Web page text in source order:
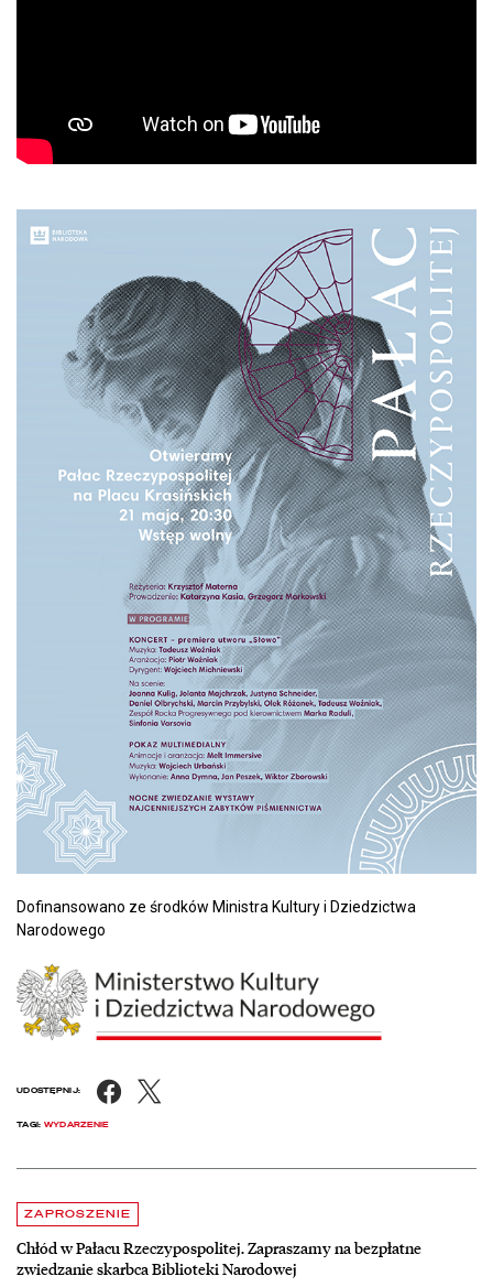
Dofinansowano ze środków Ministra Kultury i Dziedzictwa
Narodowego
UDOSTĘPNIJ: Facebook
TAGI: WYDARZENIE
Aktualności
ZAPROSZENIE
Chłód w Pałacu Rzeczypospolitej. Zapraszamy na bezpłatne
zwiedzanie skarbca Biblioteki Narodowej
czytaj więcej o Chłód w Pałacu Rzeczypospolitej. Zapraszamy na